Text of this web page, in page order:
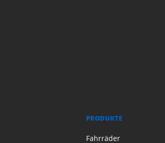
PRODUKTE
Fahrräder